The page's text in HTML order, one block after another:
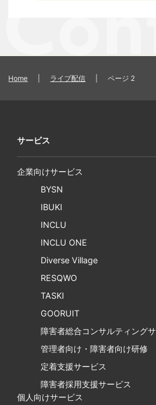
Home ライブ配信 ページ 2
サービス
企業向けサービス
BYSN
IBUKI
INCLU
INCLU ONE
Diverse Village
RESQWO
TASKI
GOORUIT
障害者総合コンサルティング
管理者向け・障害者向け研修
定着支援サービス
障害者採用支援サービス
個人向けサービス